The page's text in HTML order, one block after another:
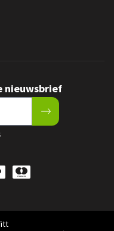
nieuwsbrief